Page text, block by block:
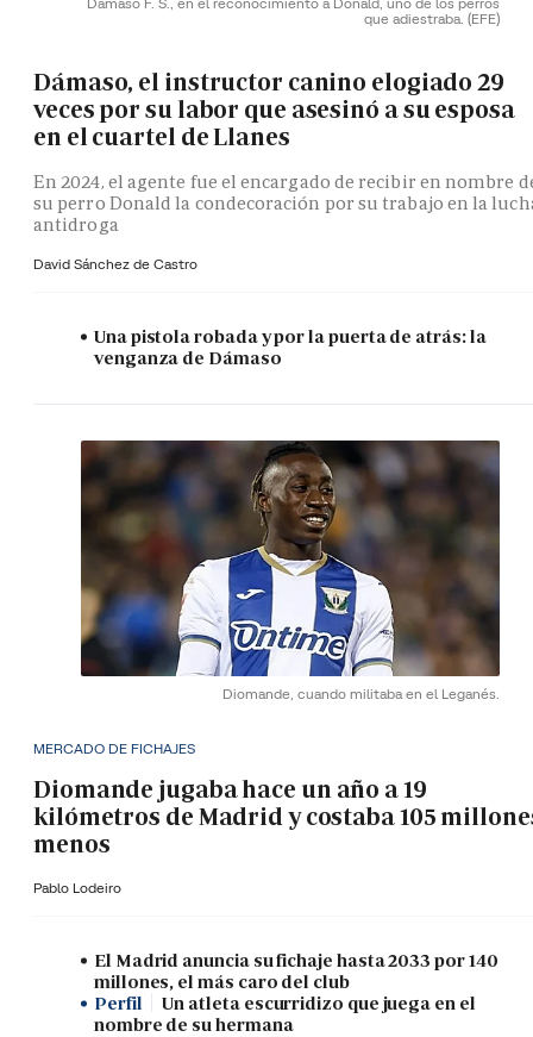
que adiestraba. (EFE)
Dámaso, el instructor canino elogiado 29
veces por su labor que asesinó a su esposa
en el cuartel de Llanes
En 2024, el agente fue el encargado de recibir en nombre
su perro Donald la condecoración por su trabajo en la
antidroga
David Sánchez de Castro
Una pistola robada y por la puerta de atrás: la
venganza de Dámaso
Diomande, cuando militaba en el Leganés.
MERCADO DE FICHAJES
Diomande jugaba hace un año a 19
kilómetros de Madrid y costaba 105
menos
Pablo Lodeiro
El Madrid anuncia su fichaje hasta 2033 por 140
millones, el más caro del club
Perfil
Un atleta escurridizo que juega en el
nombre de su hermana